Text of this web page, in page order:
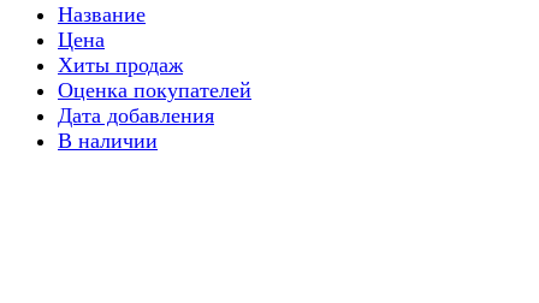
Название
Цена
Хиты продаж
Оценка покупателей
Дата добавления
В наличии